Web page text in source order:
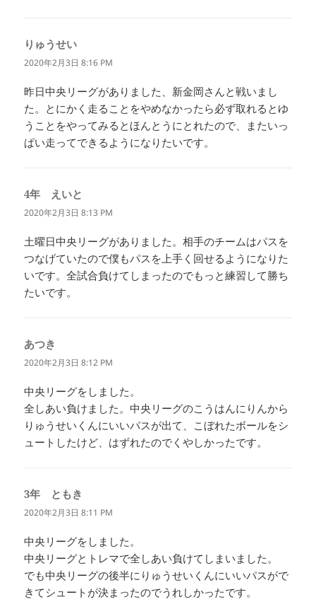
りゅうせい
り:
2020年2月3日 8:16 PM
昨日中央リーグがありました、新金岡さんと戦いまし
た。とにかく走ることをやめなかったら必ず取れるとゆ
うことをやってみるとほんとうにとれたので、またいっ
ぱい走ってできるようになりたいです。
4年 えいと
り:
2020年2月3日 8:13 PM
土曜日中央リーグがありました。相手のチームはパスを
つなげていたので僕もパスを上手く回せるようになりた
いです。全試合負けてしまったのでもっと練習して勝ち
たいです。
あつき
り:
2020年2月3日 8:12 PM
中央リーグをしました。
全しあい負けました。中央リーグのこうはんにりんから
りゅうせいくんにいいパスが出て、こぼれたボールをシ
ュートしたけど、はずれたのでくやしかったです。
3年 ともき
り:
2020年2月3日 8:11 PM
中央リーグをしました。
中央リーグとトレマで全しあい負けてしまいました。
でも中央リーグの後半にりゅうせいくんにいいパスがで
きてシュートが決まったのでうれしかったです。